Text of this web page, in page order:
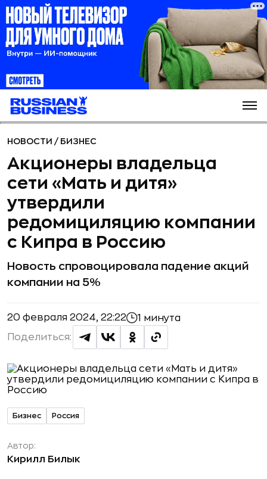
НОВОСТИ / БИЗНЕС
Акционеры владельца
сети «Мать и дитя»
утвердили
редомициляцию компании
с Кипра в Россию
Новость спровоцировала падение акций
компании на 5%
20 февраля 2024, 22:22 1 минута
Поделиться:
Бизнес Россия
Автор:
Кирилл Билык